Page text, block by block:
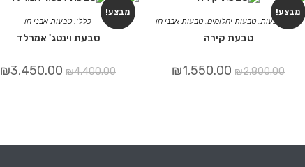
מבצע!
כללי
טבעות,טבעות יהלומים,טבעות אבני חן
טבעת קירה
₪2,800.00
₪1,550.00
מבצע!
כללי,טבעות אבני חן
טבעת וינטג' אמרלד
₪4,400.00
₪3,450.00